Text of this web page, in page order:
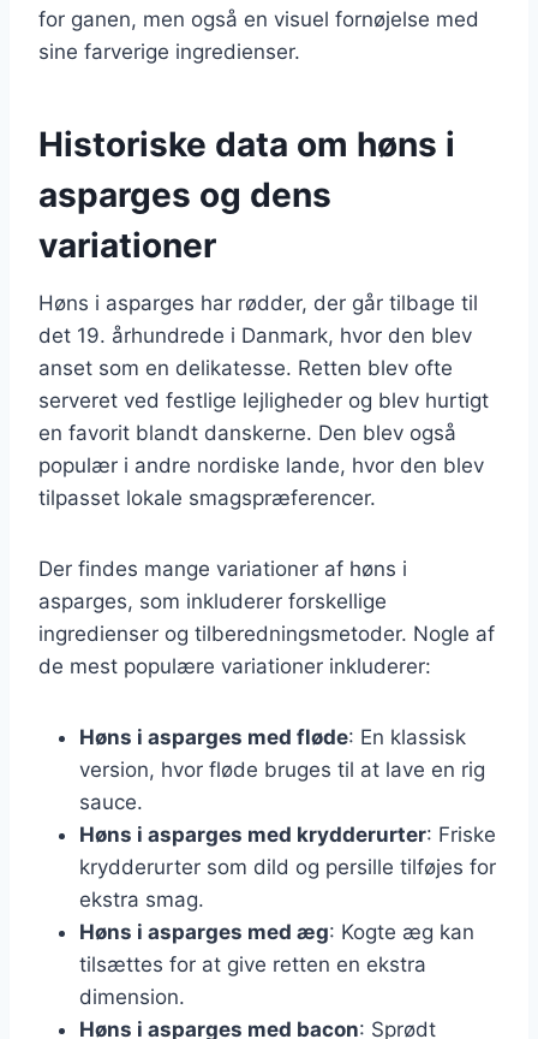
for ganen, men også en visuel fornøjelse med
sine farverige ingredienser.
Historiske data om høns i
asparges og dens
variationer
Høns i asparges har rødder, der går tilbage til
det 19. århundrede i Danmark, hvor den blev
anset som en delikatesse. Retten blev ofte
serveret ved festlige lejligheder og blev hurtigt
en favorit blandt danskerne. Den blev også
populær i andre nordiske lande, hvor den blev
tilpasset lokale smagspræferencer.
Der findes mange variationer af høns i
asparges, som inkluderer forskellige
ingredienser og tilberedningsmetoder. Nogle af
de mest populære variationer inkluderer:
Høns i asparges med fløde: En klassisk
version, hvor fløde bruges til at lave en rig
sauce.
Høns i asparges med krydderurter: Friske
krydderurter som dild og persille tilføjes for
ekstra smag.
Høns i asparges med æg: Kogte æg kan
tilsættes for at give retten en ekstra
dimension.
Høns i asparges med bacon: Sprødt